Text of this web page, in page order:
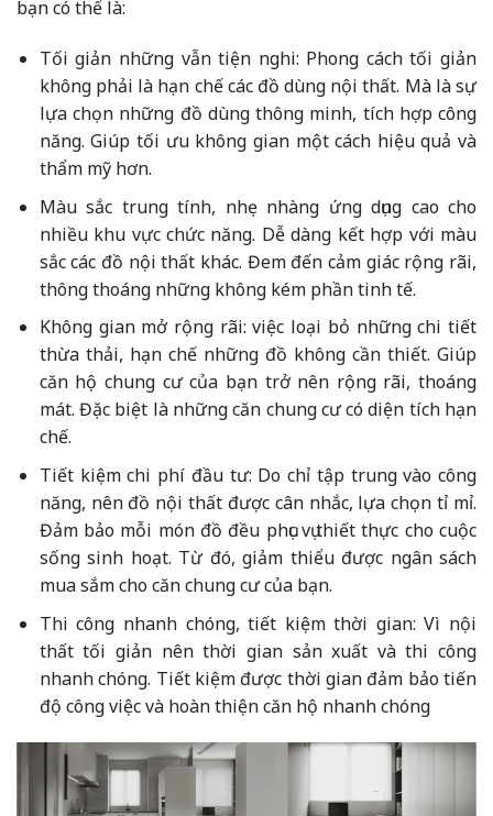
bạn có thể là:
Tối giản những vẫn tiện nghi: Phong cách tối giản
không phải là hạn chế các đồ dùng nội thất. Mà là sự
lựa chọn những đồ dùng thông minh, tích hợp công
năng. Giúp tối ưu không gian một cách hiệu quả và
thẩm mỹ hơn.
Màu sắc trung tính, nhẹ nhàng ứng dụng cao cho
nhiều khu vực chức năng. Dễ dàng kết hợp với màu
sắc các đồ nội thất khác. Đem đến cảm giác rộng rãi,
thông thoáng những không kém phần tinh tế.
Không gian mở rộng rãi: việc loại bỏ những chi tiết
thừa thải, hạn chế những đồ không cần thiết. Giúp
căn hộ chung cư của bạn trở nên rộng rãi, thoáng
mát. Đặc biệt là những căn chung cư có diện tích hạn
chế.
Tiết kiệm chi phí đầu tư: Do chỉ tập trung vào công
năng, nên đồ nội thất được cân nhắc, lựa chọn tỉ mỉ.
Đảm bảo mỗi món đồ đều phục vụ thiết thực cho cuộc
sống sinh hoạt. Từ đó, giảm thiểu được ngân sách
mua sắm cho căn chung cư của bạn.
Thi công nhanh chóng, tiết kiệm thời gian: Vì nội
thất tối giản nên thời gian sản xuất và thi công
nhanh chóng. Tiết kiệm được thời gian đảm bảo tiến
độ công việc và hoàn thiện căn hộ nhanh chóng